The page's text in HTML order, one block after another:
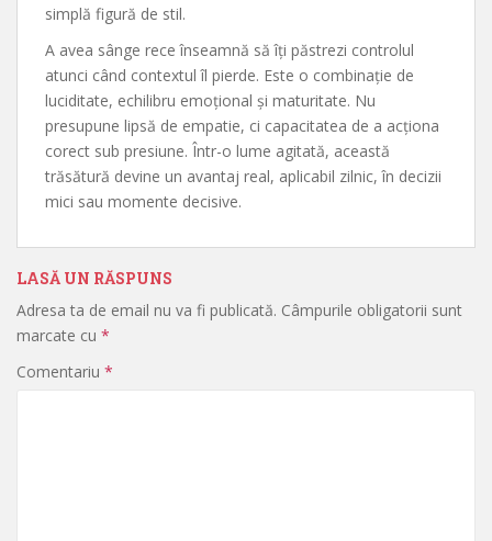
simplă figură de stil.
A avea sânge rece înseamnă să îți păstrezi controlul
atunci când contextul îl pierde. Este o combinație de
luciditate, echilibru emoțional și maturitate. Nu
presupune lipsă de empatie, ci capacitatea de a acționa
corect sub presiune. Într-o lume agitată, această
trăsătură devine un avantaj real, aplicabil zilnic, în decizii
mici sau momente decisive.
LASĂ UN RĂSPUNS
Adresa ta de email nu va fi publicată. Câmpurile obligatorii sunt
marcate cu *
Comentariu *